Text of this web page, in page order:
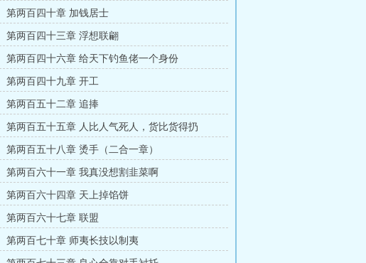
第两百四十章 加钱居士
第两百四十三章 浮想联翩
第两百四十六章 给天下钓鱼佬一个身份
第两百四十九章 开工
第两百五十二章 追捧
第两百五十五章 人比人气死人，货比货得扔
第两百五十八章 烫手（二合一章）
第两百六十一章 我真没想割韭菜啊
第两百六十四章 天上掉馅饼
第两百六十七章 联盟
第两百七十章 师夷长技以制夷